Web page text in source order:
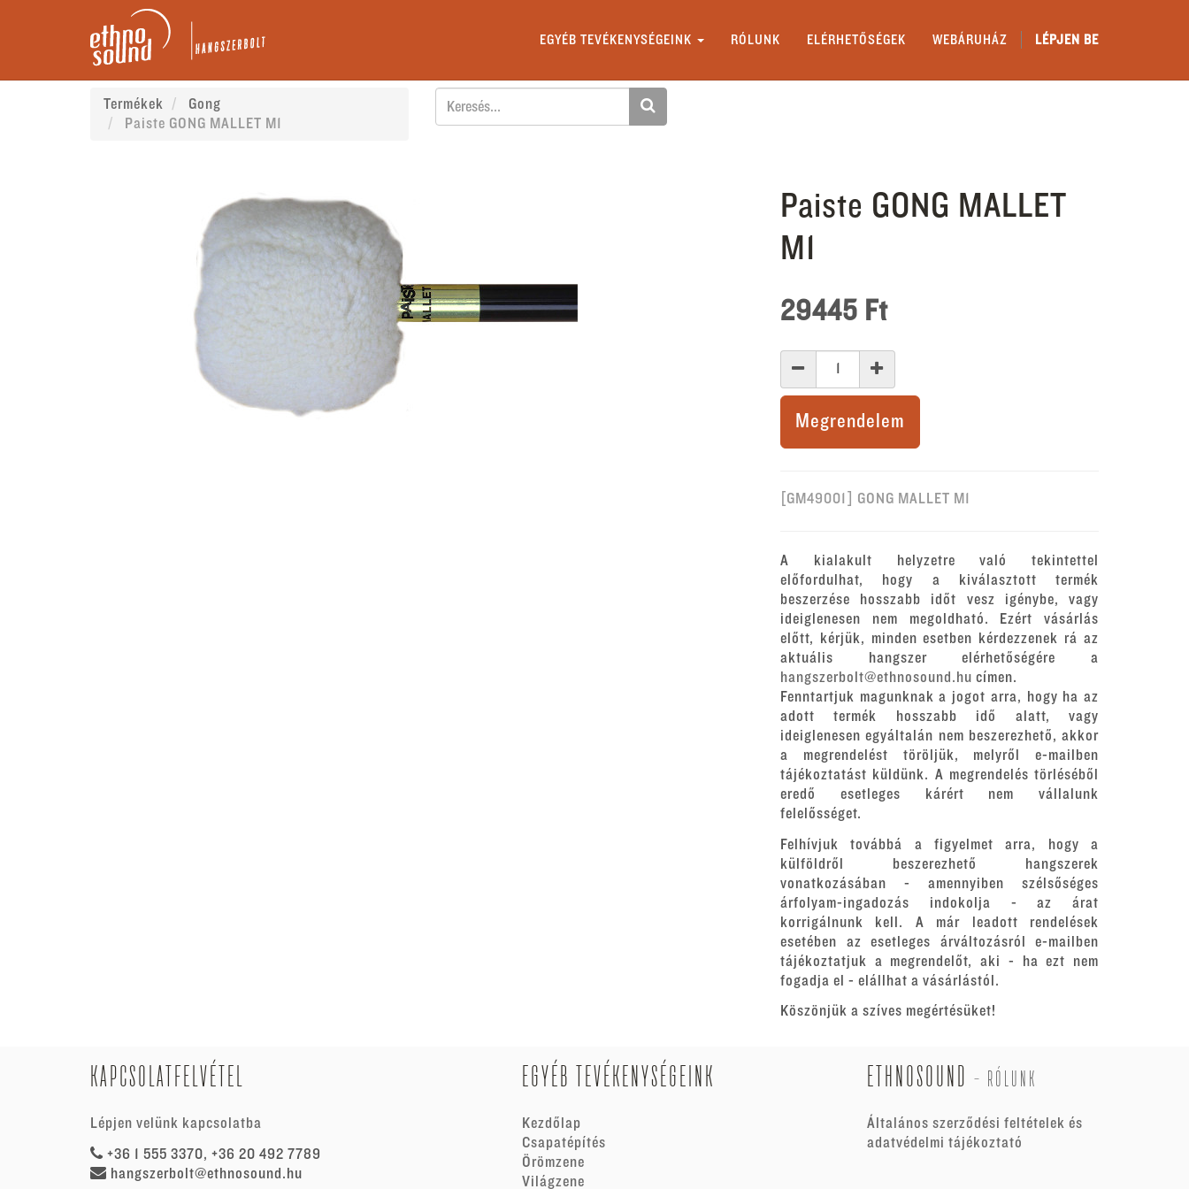
EGYÉB TEVÉKENYSÉGEINK RÓLUNK ELÉRHETŐSÉGEK WEBÁRUHÁZ LÉPJEN BE
Termékek
Gong
Paiste GONG MALLET M1
Paiste GONG MALLET
M1
29445 Ft
Megrendelem
[GM49001] GONG MALLET M1
A kialakult helyzetre való tekintettel
előfordulhat, hogy a kiválasztott termék
beszerzése hosszabb időt vesz igénybe, vagy
ideiglenesen nem megoldható. Ezért vásárlás
előtt, kérjük, minden esetben kérdezzenek rá az
aktuális hangszer elérhetőségére a
hangszerbolt@ethnosound.hu címen.
Fenntartjuk magunknak a jogot arra, hogy ha az
adott termék hosszabb idő alatt, vagy
ideiglenesen egyáltalán nem beszerezhető, akkor
a megrendelést töröljük, melyről e-mailben
tájékoztatást küldünk. A megrendelés törléséből
eredő esetleges kárért nem vállalunk
felelősséget.
Felhívjuk továbbá a figyelmet arra, hogy a
külföldről beszerezhető hangszerek
vonatkozásában - amennyiben szélsőséges
árfolyam-ingadozás indokolja - az árat
korrigálnunk kell. A már leadott rendelések
esetében az esetleges árváltozásról e-mailben
tájékoztatjuk a megrendelőt, aki - ha ezt nem
fogadja el - elállhat a vásárlástól.
Köszönjük a szíves megértésüket!
KAPCSOLATFELVÉTEL
Lépjen velünk kapcsolatba
+36 1 555 3370, +36 20 492 7789
hangszerbolt@ethnosound.hu
EGYÉB TEVÉKENYSÉGEINK
Kezdőlap
Csapatépítés
Örömzene
Világzene
ETHNOSOUND - RÓLUNK
Általános szerződési feltételek és
adatvédelmi tájékoztató